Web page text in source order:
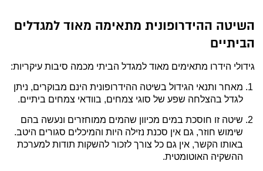
השיטה ההידרופונית מתאימה מאוד למגדלים
הביתיים
גידולי הידרו מתאימים מאוד למגדל הביתי מכמה סיבות עיקריות:
מאחר ותנאי הגידול בשיטה ההידרופונית הינם מבוקרים, ניתן
לגדל בהצלחה שפע של סוגי צמחים, בוודאי צמחים ביתיים.
שיטה זו חוסכת במים מכיוון שהמים ממוחזרים ונעשה בהם
שימוש חוזר, גם אין סכנת נזילה היות והמיכלים סגורים היטב.
באותו הקשר, אין גם כל צורך לזכור להשקות תודות למערכת
ההשקיה האוטומטית.